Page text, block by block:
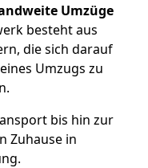
Umzüge
besteht aus
die sich darauf
Umzugs zu
bis hin zur
Zuhause in